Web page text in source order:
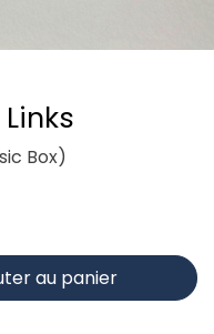
Box)
au panier